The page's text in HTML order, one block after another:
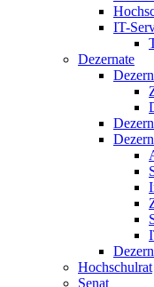
IT-
Dezernate
Hochschulrat
Senat